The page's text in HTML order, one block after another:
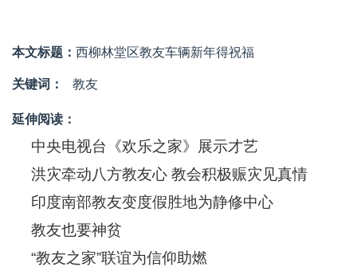
本文标题： 西柳林堂区教友车辆新年得祝福
关键词： 教友
延伸阅读：
中央电视台《欢乐之家》展示才艺
洪灾牵动八方教友心 教会积极赈灾见真情
印度南部教友变度假胜地为静修中心
教友也要神贫
“教友之家”联谊为信仰助燃